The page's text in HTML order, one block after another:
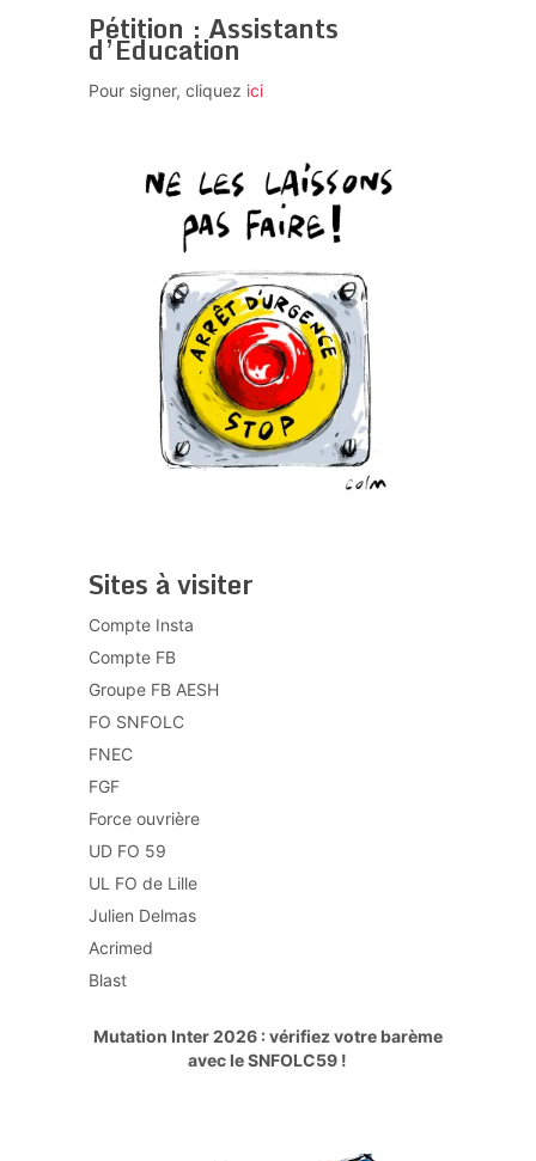
Pétition : Assistants
d’Education
Pour signer, cliquez ici
Sites à visiter
Compte Insta
Compte FB
Groupe FB AESH
FO SNFOLC
FNEC
FGF
Force ouvrière
UD FO 59
UL FO de Lille
Julien Delmas
Acrimed
Blast
Mutation Inter 2026 : vérifiez votre barème
avec le SNFOLC59 !